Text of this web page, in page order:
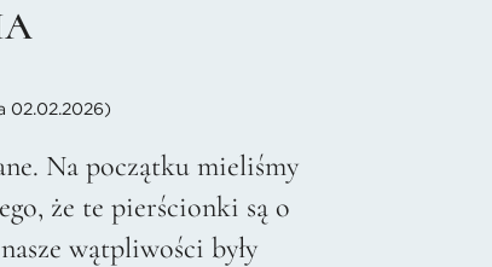
02.02.2026)
Na początku mieliśmy
że te pierścionki są o
wątpliwości były